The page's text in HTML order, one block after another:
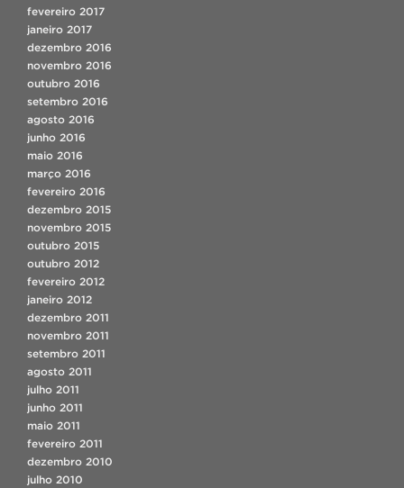
fevereiro 2017
janeiro 2017
dezembro 2016
novembro 2016
outubro 2016
setembro 2016
agosto 2016
junho 2016
maio 2016
março 2016
fevereiro 2016
dezembro 2015
novembro 2015
outubro 2015
outubro 2012
fevereiro 2012
janeiro 2012
dezembro 2011
novembro 2011
setembro 2011
agosto 2011
julho 2011
junho 2011
maio 2011
fevereiro 2011
dezembro 2010
julho 2010